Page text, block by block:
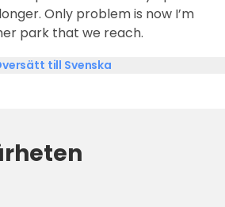
Only problem is now I’m
park that we reach.
till Svenska